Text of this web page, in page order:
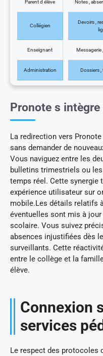
Parent d élève Notes ,
Collégien
Devoirs ,
Enseignant Messagerie
Administration Dossiers ,
Pronote s intègre
La redirection vers
sans demander de
Vous naviguez entre les
bulletins trimestriels ou
temps réel. Cette synergie
expérience utilisateur sur
mobile.Les détails relatifs
éventuelles sont mis à
scolaire. Vous suivez
absences injustifiées dès
surveillants. Cette
entre le collège et la
élève.
Connexion
services
Le respect des protocoles